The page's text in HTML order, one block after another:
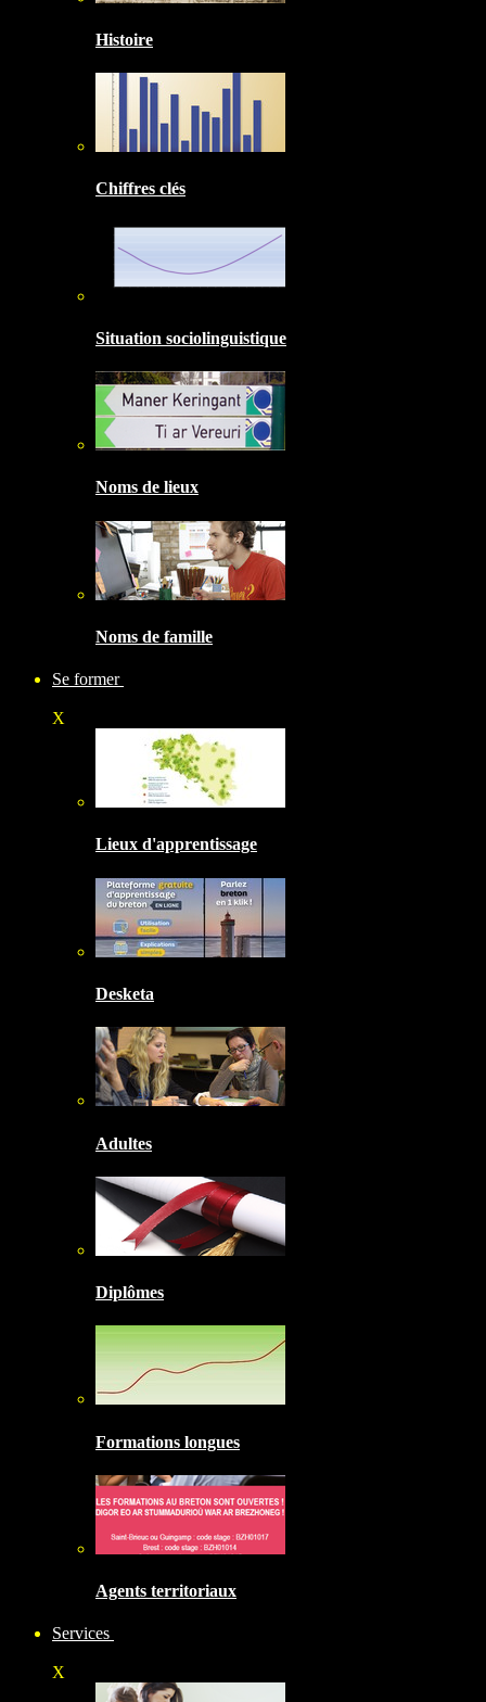
Histoire
Chiffres clés
Situation sociolinguistique
Noms de lieux
Noms de famille
Se former
X
Lieux d'apprentissage
Desketa
Adultes
Diplômes
Formations longues
Agents territoriaux
Services
X